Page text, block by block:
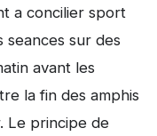
a concilier sport
sur des
avant les
la fin des amphis
Le principe de